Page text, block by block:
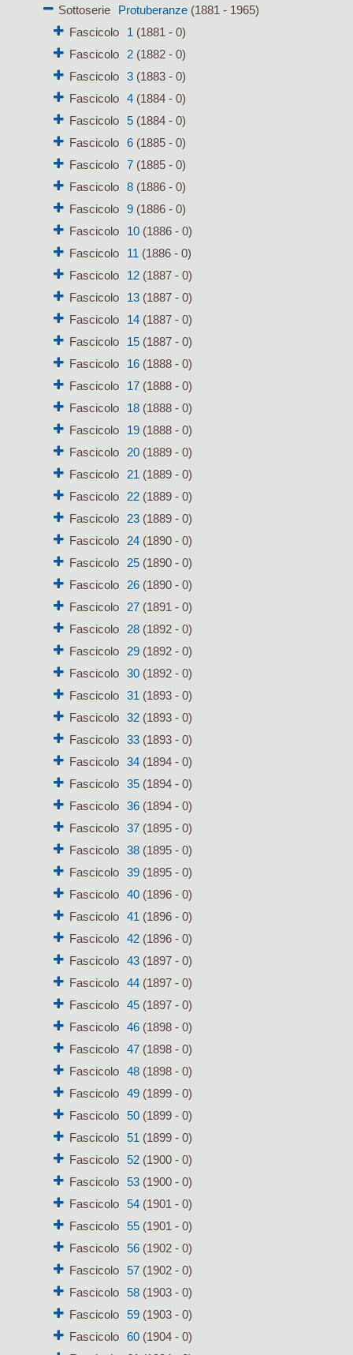
Sottoserie
Protuberanze (1881 - 1965)
Fascicolo
1 (1881 - 0)
Fascicolo
2(1882 - 0)
Fascicolo
3(1883 - 0)
Fascicolo
4(1884 - 0)
Fascicolo
5(1884 - 0)
Fascicolo
6(1885 - 0)
Fascicolo
7(1885 - 0)
Fascicolo
8(1886 - 0)
Fascicolo
9(1886 - 0)
Fascicolo
10(1886 - 0)
Fascicolo
11 (1886 - 0)
Fascicolo
12(1887 - 0)
Fascicolo
13(1887 - 0)
Fascicolo
14(1887 - 0)
Fascicolo
15(1887 - 0)
Fascicolo
16(1888 - 0)
Fascicolo
17(1888 - 0)
Fascicolo
18(1888 - 0)
Fascicolo
19(1888 - 0)
Fascicolo
20(1889 - 0)
Fascicolo
21 (1889 - 0)
Fascicolo
22(1889 - 0)
Fascicolo
23(1889 - 0)
Fascicolo
24(1890 - 0)
Fascicolo
25(1890 - 0)
Fascicolo
26(1890 - 0)
Fascicolo
27(1891 - 0)
Fascicolo
28(1892 - 0)
Fascicolo
29(1892 - 0)
Fascicolo
30(1892 - 0)
Fascicolo
31 (1893 - 0)
Fascicolo
32(1893 - 0)
Fascicolo
33(1893 - 0)
Fascicolo
34(1894 - 0)
Fascicolo
35(1894 - 0)
Fascicolo
36(1894 - 0)
Fascicolo
37(1895 - 0)
Fascicolo
38(1895 - 0)
Fascicolo
39(1895 - 0)
Fascicolo
40(1896 - 0)
Fascicolo
41 (1896 - 0)
Fascicolo
42(1896 - 0)
Fascicolo
43(1897 - 0)
Fascicolo
44(1897 - 0)
Fascicolo
45(1897 - 0)
Fascicolo
46(1898 - 0)
Fascicolo
47(1898 - 0)
Fascicolo
48(1898 - 0)
Fascicolo
49(1899 - 0)
Fascicolo
50(1899 - 0)
Fascicolo
51 (1899 - 0)
Fascicolo
52(1900 - 0)
Fascicolo
53(1900 - 0)
Fascicolo
54(1901 - 0)
Fascicolo
55(1901 - 0)
Fascicolo
56(1902 - 0)
Fascicolo
57(1902 - 0)
Fascicolo
58(1903 - 0)
Fascicolo
59(1903 - 0)
Fascicolo
60(1904 - 0)